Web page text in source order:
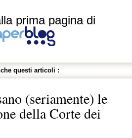
prima pagina di
questi articoli :
(seriamente) le
della Corte dei